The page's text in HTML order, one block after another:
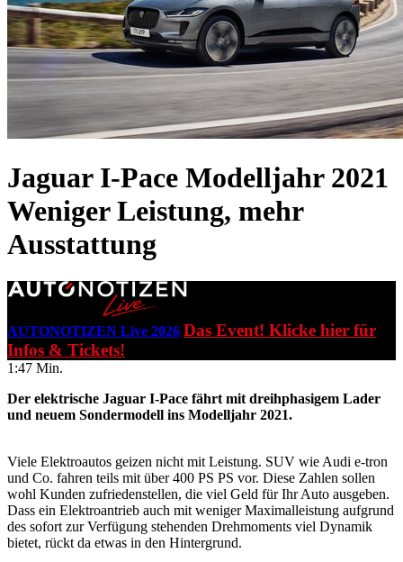
Jaguar I-Pace Modelljahr 2021
Weniger Leistung, mehr
Ausstattung
AUTONOTIZEN Live 2026 Das Event! Klicke hier für
Infos & Tickets!
1:47 Min.
Der elektrische Jaguar I-Pace fährt mit dreihphasigem Lader
und neuem Sondermodell ins Modelljahr 2021.
Viele Elektroautos geizen nicht mit Leistung. SUV wie Audi e-tron
und Co. fahren teils mit über 400 PS PS vor. Diese Zahlen sollen
wohl Kunden zufriedenstellen, die viel Geld für Ihr Auto ausgeben.
Dass ein Elektroantrieb auch mit weniger Maximalleistung aufgrund
des sofort zur Verfügung stehenden Drehmoments viel Dynamik
bietet, rückt da etwas in den Hintergrund.